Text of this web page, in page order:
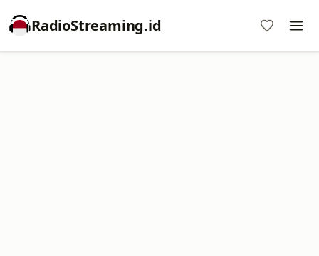
RadioStreaming.id